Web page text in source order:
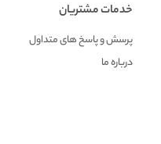
خدمات مشتریان
پرسش و پاسخ های متداول
درباره ما